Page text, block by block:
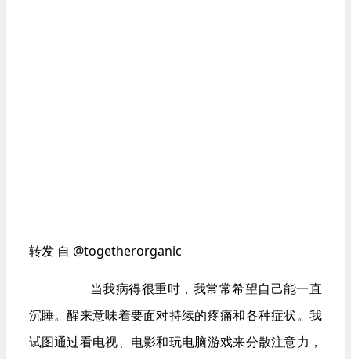
转发 自 @togetherorganic
沉睡。醒来意味着要面对持续的疼痛和各种症状。我
试图通过看电视、电影和玩电脑游戏来分散注意力，